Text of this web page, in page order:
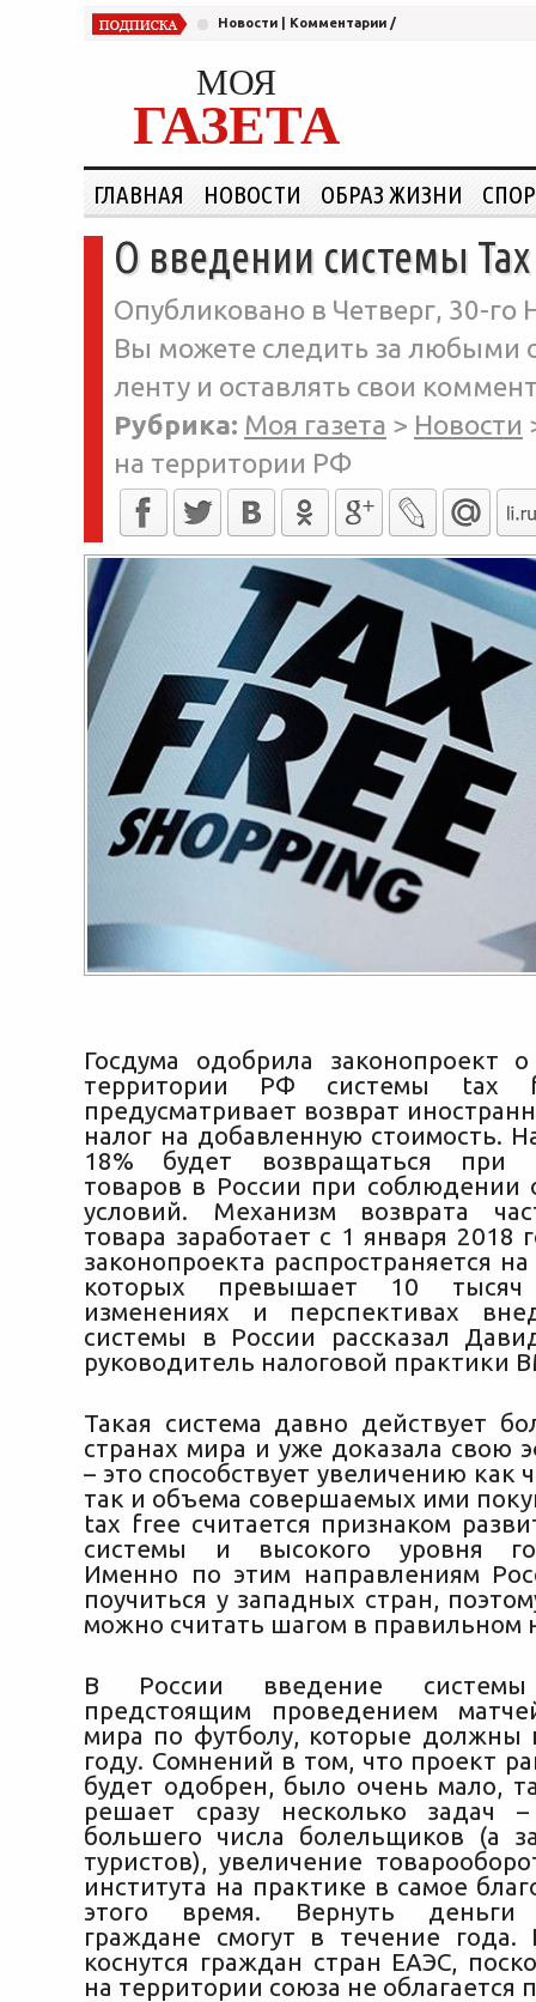
Новости Комментарии /
МОЯ
ГАЗЕТА
ГЛАВНАЯ НОВОСТИ ОБРАЗ ЖИЗНИ
О введении системы
Опубликовано в Четверг, 30-го
Вы можете следить за любыми
ленту и оставлять свои
Рубрика: Моя газета > Новости
на территории РФ
Госдума одобрила законопроект
территории РФ системы tax
предусматривает возврат
налог на добавленную стоимость.
18% будет возвращаться при
товаров в России при соблюдении
условий. Механизм возврата
товара заработает с 1 января 2018
законопроекта распространяется
которых превышает 10
изменениях и перспективах
системы в России рассказал
руководитель налоговой практики
Такая система давно действует
странах мира и уже доказала свою
– это способствует увеличению как
так и объема совершаемых ими
tax free считается признаком
системы и высокого уровня
Именно по этим направлениям
поучиться у западных стран,
можно считать шагом в правильном
В России введение
предстоящим проведением
мира по футболу, которые должны
году. Сомнений в том, что проект
будет одобрен, было очень мало,
решает сразу несколько задач
большего числа болельщиков (а
туристов), увеличение
института на практике в самое
этого время. Вернуть деньги
граждане смогут в течение года.
коснутся граждан стран ЕАЭС,
на территории союза не облагается